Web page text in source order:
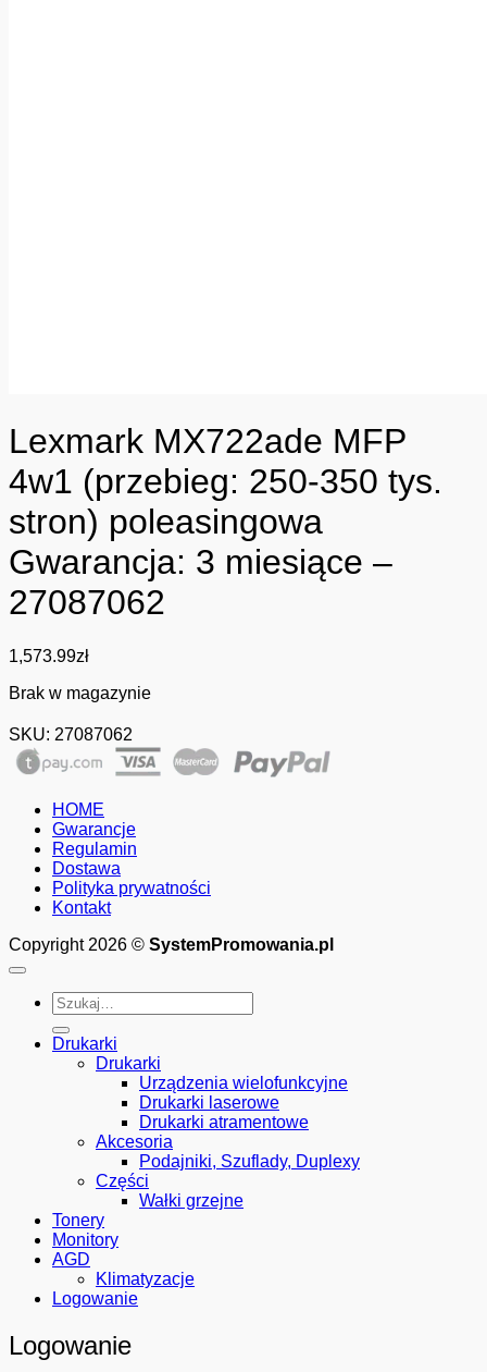
Lexmark MX722ade MFP
4w1 (przebieg: 250-350 tys.
stron) poleasingowa
Gwarancja: 3 miesiące –
27087062
1,573.99zł
Brak w magazynie
SKU: 27087062
HOME
Gwarancje
Regulamin
Dostawa
Polityka prywatności
Kontakt
Copyright 2026 © SystemPromowania.pl
Szukaj:
Drukarki
Drukarki
Urządzenia wielofunkcyjne
Drukarki laserowe
Drukarki atramentowe
Akcesoria
Podajniki, Szuflady, Duplexy
Części
Wałki grzejne
Tonery
Monitory
AGD
Klimatyzacje
Logowanie
Logowanie